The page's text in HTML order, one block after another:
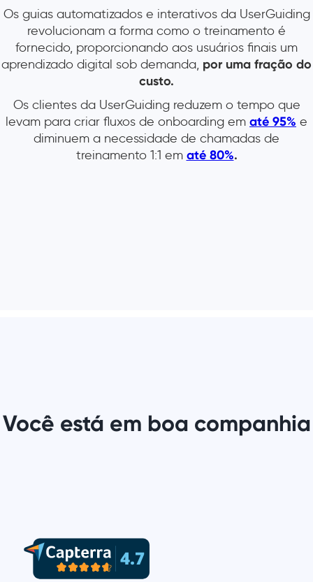
Os guias automatizados e interativos da UserGuiding
revolucionam a forma como o treinamento é
fornecido, proporcionando aos usuários finais um
aprendizado digital sob demanda, por uma fração do
custo.
Os clientes da UserGuiding reduzem o tempo que
levam para criar fluxos de onboarding em até 95% e
diminuem a necessidade de chamadas de
treinamento 1:1 em até 80%.
Você está em boa companhia